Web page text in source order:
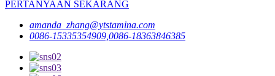
PERTANYAAN SEKARANG
amanda_zhang@ytstamina.com
0086-15335354909,0086-18363846385